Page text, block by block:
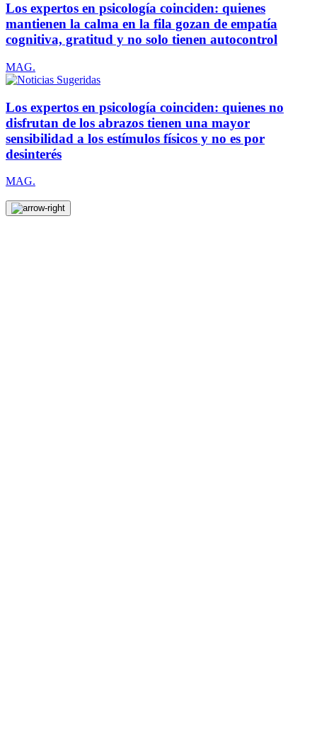
Los expertos en psicología coinciden: quienes
mantienen la calma en la fila gozan de empatía
cognitiva, gratitud y no solo tienen autocontrol
MAG.
Los expertos en psicología coinciden: quienes no
disfrutan de los abrazos tienen una mayor
sensibilidad a los estímulos físicos y no es por
desinterés
MAG.